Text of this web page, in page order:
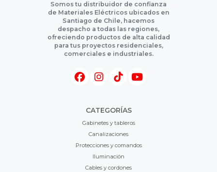
Somos tu distribuidor de confianza
de Materiales Eléctricos ubicados en
Santiago de Chile, hacemos
despacho a todas las regiones,
ofreciendo productos de alta calidad
para tus proyectos residenciales,
comerciales e industriales.
CATEGORÍAS
Gabinetes y tableros
Canalizaciones
Protecciones y comandos
Iluminación
Cables y cordones